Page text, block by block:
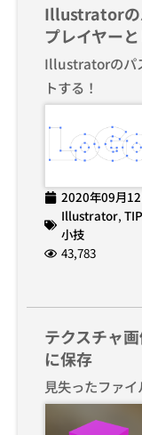
Illustratorの
プレイヤー
Illustratorのパ
トする！
2020年09月
Illustrator,
小技
43,783
テクスチャ
に保存
見失ったファ